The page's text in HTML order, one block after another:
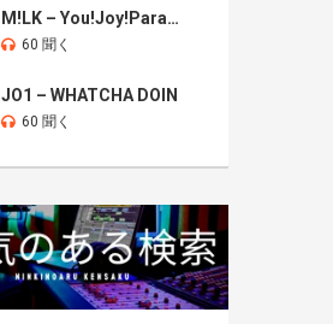
M!LK – You!Joy!Parade!
60 聞く
JO1 – WHATCHA DOIN
60 聞く